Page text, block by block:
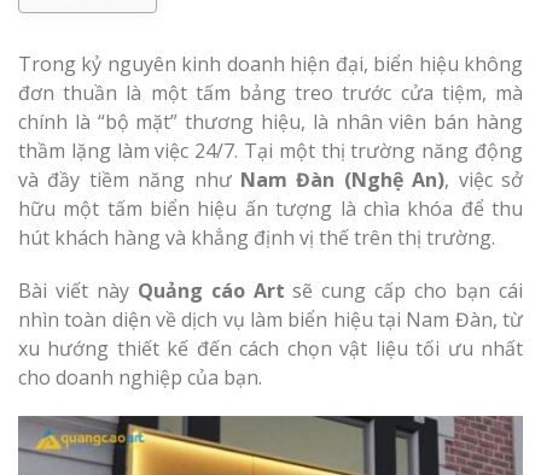
Trong kỷ nguyên kinh doanh hiện đại, biển hiệu không
đơn thuần là một tấm bảng treo trước cửa tiệm, mà
chính là “bộ mặt” thương hiệu, là nhân viên bán hàng
thầm lặng làm việc 24/7. Tại một thị trường năng động
và đầy tiềm năng như Nam Đàn (Nghệ An), việc sở
hữu một tấm biển hiệu ấn tượng là chìa khóa để thu
hút khách hàng và khẳng định vị thế trên thị trường.
Bài viết này Quảng cáo Art sẽ cung cấp cho bạn cái
nhìn toàn diện về dịch vụ làm biển hiệu tại Nam Đàn, từ
xu hướng thiết kế đến cách chọn vật liệu tối ưu nhất
cho doanh nghiệp của bạn.
Làm bảng hiệu gỗ tại
Biên Hòa
Nghệ An
Làm biển
tóc Thuận An
Thi công
cáo Vinh